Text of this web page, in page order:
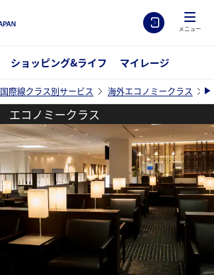
メニュー
ショッピング&ライフ マイレージ
国際線クラス別サービス 海外エコノミークラス
エコノミークラス